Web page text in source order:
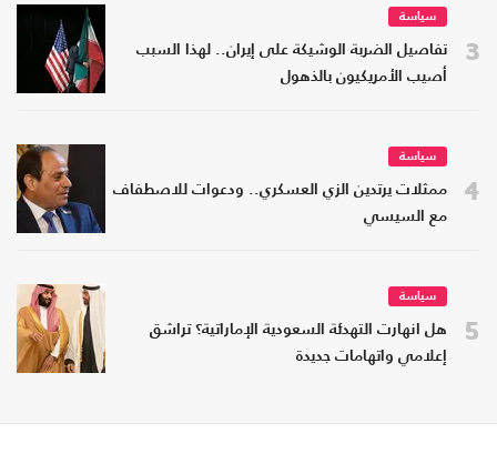
3
سياسة
تفاصيل الضربة الوشيكة على إيران.. لهذا السبب
أصيب الأمريكيون بالذهول
4
سياسة
ممثلات يرتدين الزي العسكري.. ودعوات للاصطفاف
مع السيسي
5
سياسة
هل انهارت التهدئة السعودية الإماراتية؟ تراشق
إعلامي واتهامات جديدة